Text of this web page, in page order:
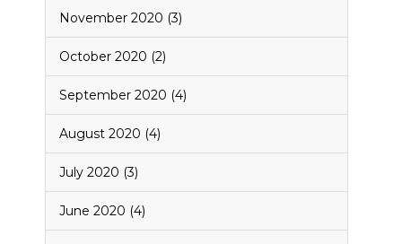
November 2020 (3)
October 2020 (2)
September 2020 (4)
August 2020 (4)
July 2020 (3)
June 2020 (4)